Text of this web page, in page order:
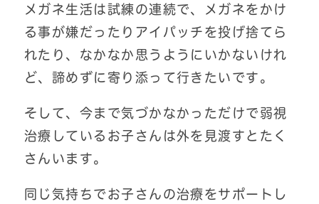
メガネ生活は試練の連続で、メガネをかけ
る事が嫌だったりアイパッチを投げ捨てら
れたり、なかなか思うようにいかないけれ
ど、諦めずに寄り添って行きたいです。
そして、今まで気づかなかっただけで弱視
治療しているお子さんは外を見渡すとたく
さんいます。
同じ気持ちでお子さんの治療をサポートし